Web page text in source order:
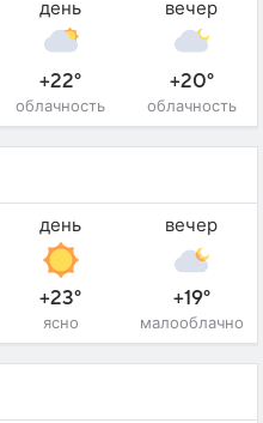
день
+22°
облачность
вечер
+20°
облачность
день
+23°
ясно
вечер
+19°
малооблачно